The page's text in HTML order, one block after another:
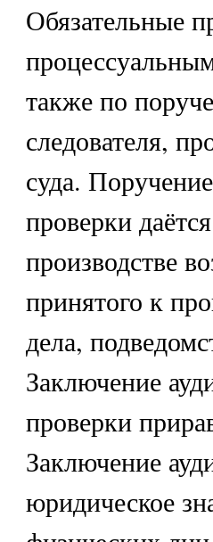
Обязательные
также по
следователя,
суда.
проверки
производстве
принятого к
дела,
Заключение
проверки
Заключение
юридическое